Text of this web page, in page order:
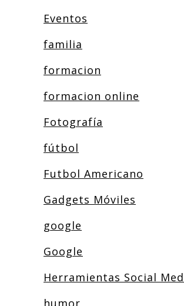
Eventos
familia
formacion
formacion online
Fotografía
fútbol
Futbol Americano
Gadgets Móviles
google
Google
Herramientas Social
humor